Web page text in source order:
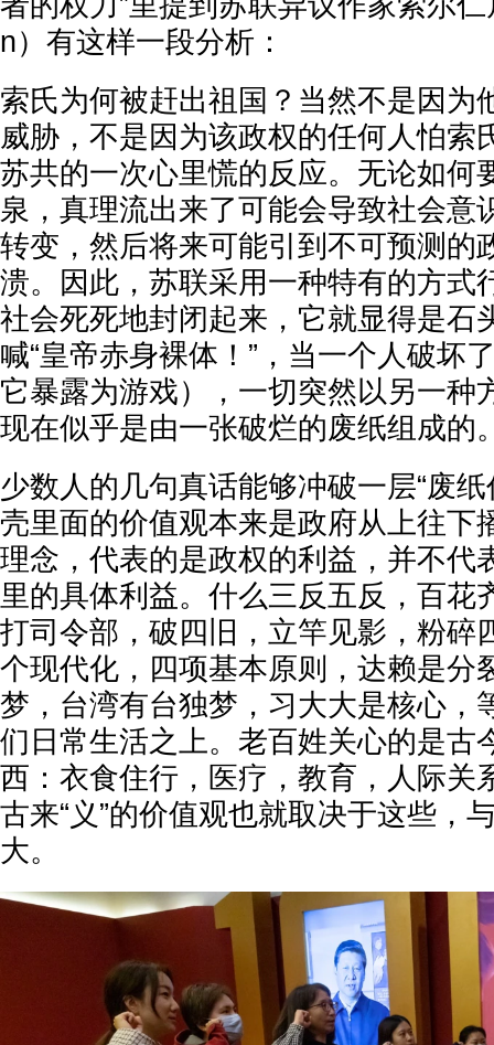
n）有这样一段分析：
索氏为何被赶出祖国？当然不是因为
威胁，不是因为该政权的任何人怕索
苏共的一次心里慌的反应。无论如何
泉，真理流出来了可能会导致社会意
转变，然后将来可能引到不可预测的
溃。因此，苏联采用一种特有的方式
社会死死地封闭起来，它就显得是石
喊“皇帝赤身裸体！”，当一个人破坏
它暴露为游戏），一切突然以另一种
现在似乎是由一张破烂的废纸组成的
少数人的几句真话能够冲破一层“废
壳里面的价值观本来是政府从上往下
理念，代表的是政权的利益，并不代
里的具体利益。什么三反五反，百花
打司令部，破四旧，立竿见影，粉碎
个现代化，四项基本原则，达赖是分
梦，台湾有台独梦，习大大是核心，
们日常生活之上。老百姓关心的是古
西：衣食住行，医疗，教育，人际关
古来“义”的价值观也就取决于这些，
大。